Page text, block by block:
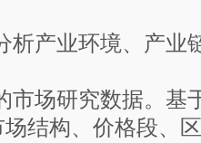
产业环境、产业
场研究数据。基
结构、价格段、